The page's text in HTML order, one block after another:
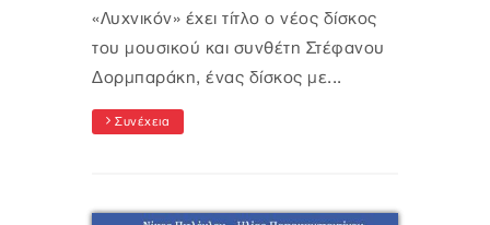
«Λυχνικόν» έχει τίτλο ο νέος δίσκος
του μουσικού και συνθέτη Στέφανου
Δορμπαράκη, ένας δίσκος με...
Συνέχεια